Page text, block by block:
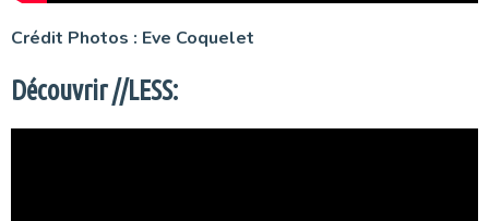
Crédit Photos : Eve Coquelet
Découvrir //LESS: